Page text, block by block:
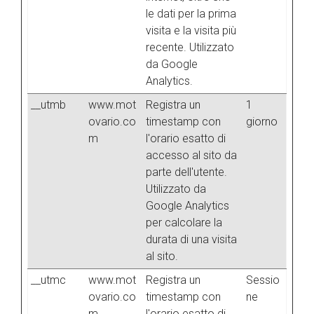
tecnici ed analytics anonimi, per i quali non occorre il tuo
consenso. Potrai modificare le tue scelte in qualsiasi
momento, accedendo al link presente nel footer.
le dati per la prima
visita e la visita più
recente. Utilizzato
da Google
Analytics.
__utmb
www.mot
ovario.co
m
Registra un
timestamp con
l'orario esatto di
accesso al sito da
parte dell'utente.
Utilizzato da
Google Analytics
per calcolare la
durata di una visita
al sito.
1
giorno
__utmc
www.mot
ovario.co
Registra un
timestamp con
Sessio
ne